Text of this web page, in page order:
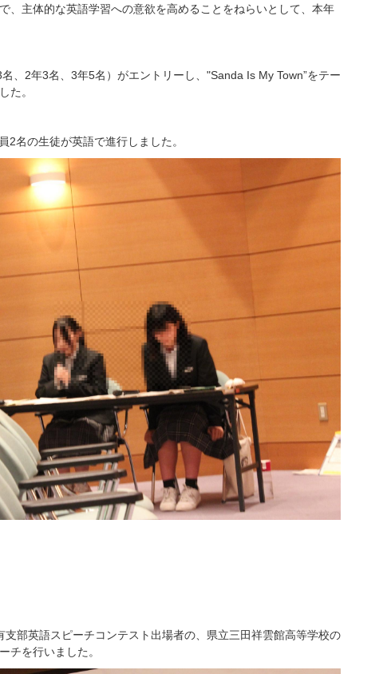
、主体的な英語学習への意欲を高めることをねらいとして、本年
、2年3名、3年5名）がエントリーし、"Sanda Is My Town”をテー
た。
2名の生徒が英語で進行しました。
部英語スピーチコンテスト出場者の、県立三田祥雲館高等学校の
チを行いました。